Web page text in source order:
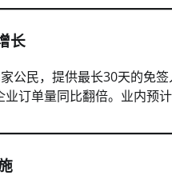
长
公民，提供最长30天的免
订单量同比翻倍。业内预